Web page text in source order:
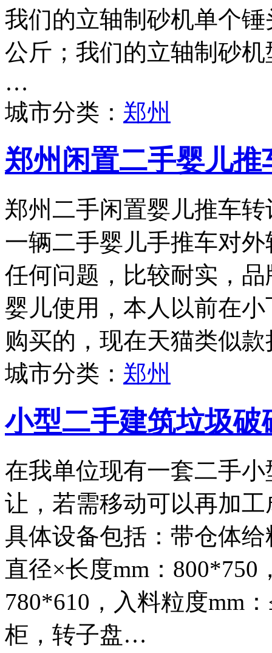
我们的立轴制砂机单个
公斤；我们的立轴制砂
…
城市分类： 郑州
郑州闲置二手婴儿推
郑州二手闲置婴儿推车
一辆二手婴儿手推车对
任何问题，比较耐实，品
婴儿使用，本人以前在
购买的，现在天猫类似
城市分类： 郑州
小型二手建筑垃圾破
在我单位现有一套二手
让，若需移动可以再加
具体设备包括：带仓体
直径×长度mm：
780*610，入料粒度mm
柜，转子盘…